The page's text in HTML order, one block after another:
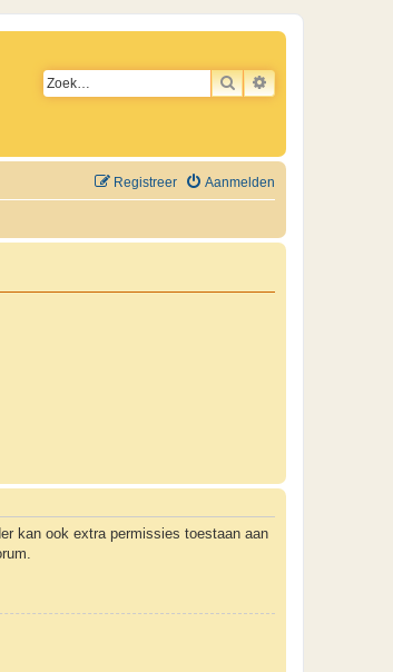
ZOEKUITGEBREID
Aanmelden
Registreer
kan ook extra permissies toestaan aan